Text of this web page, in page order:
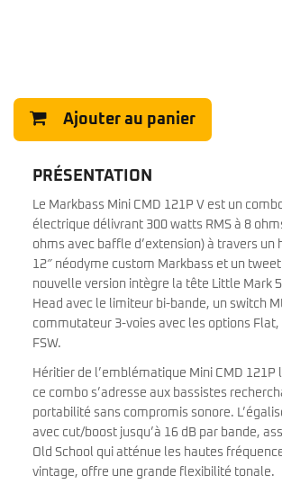
Ajouter au panier
PRÉSENTATION
Le Markbass Mini CMD 121P V est un
électrique délivrant 300 watts RMS à 8
ohms avec baffle d’extension) à travers un
12″ néodyme custom Markbass et un
nouvelle version intègre la tête Little Mark
Head avec le limiteur bi-bande, un switch
commutateur 3-voies avec les options Flat,
FSW.
Héritier de l’emblématique Mini CMD 121P
ce combo s’adresse aux bassistes
portabilité sans compromis sonore.
avec cut/boost jusqu’à 16 dB par bande,
Old School qui atténue les hautes
vintage, offre une grande flexibilité tonale.